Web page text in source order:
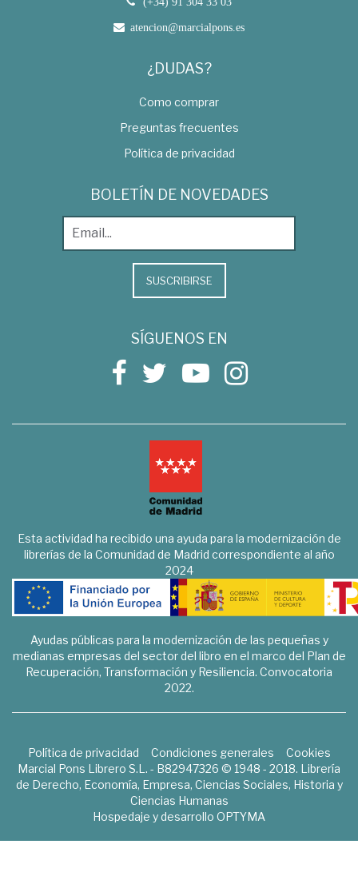
atencion@marcialpons.es
¿DUDAS?
Como comprar
Preguntas frecuentes
Política de privacidad
BOLETÍN DE NOVEDADES
SUSCRIBIRSE
SÍGUENOS EN
Esta actividad ha recibido una ayuda para la modernización de
librerías de la Comunidad de Madrid correspondiente al año
2024
Ayudas públicas para la modernización de las pequeñas y
medianas empresas del sector del libro en el marco del Plan de
Recuperación, Transformación y Resiliencia. Convocatoria
2022.
Política de privacidad Condiciones generales
Cookies
Marcial Pons Librero S.L. - B82947326 © 1948 - 2018. Librería
de Derecho, Economía, Empresa, Ciencias Sociales, Historia y
Ciencias Humanas
Hospedaje y desarrollo OPTYMA